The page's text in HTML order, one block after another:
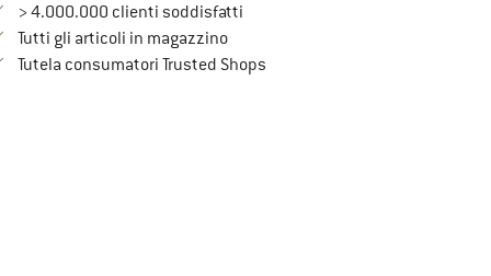
> 4.000.000 clienti soddisfatti
Tutti gli articoli in magazzino
Tutela consumatori Trusted ShopsTrovi tutte le informazioni qui!